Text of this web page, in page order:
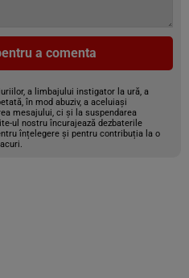
a comenta
a limbajului instigator la ură, a
în mod abuziv, a aceluiași
mesajului, ci și la suspendarea
ul nostru încurajează dezbaterile
înțelegere și pentru contribuția la o